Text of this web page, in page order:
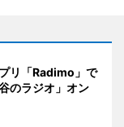
リ「Radimo」で
のラジオ」オン